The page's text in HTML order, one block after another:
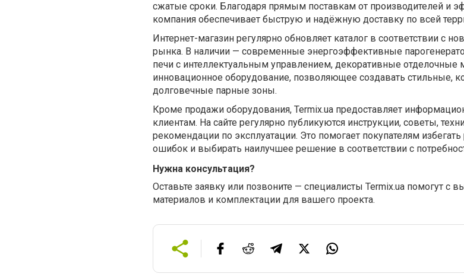
сжатые сроки. Благодаря прямым поставкам от производителей и
компания обеспечивает быструю и надёжную доставку по всей
Интернет-магазин регулярно обновляет каталог в соответствии с
рынка. В наличии — современные энергоэффективные
печи с интеллектуальным управлением, декоративные отделочные
инновационное оборудование, позволяющее создавать стильные,
долговечные парные зоны.
Кроме продажи оборудования, Termix.ua предоставляет
клиентам. На сайте регулярно публикуются инструкции, советы,
рекомендации по эксплуатации. Это помогает покупателям
ошибок и выбирать наилучшее решение в соответствии с
Нужна консультация?
Оставьте заявку или позвоните — специалисты Termix.ua помогут с
материалов и комплектации для вашего проекта.